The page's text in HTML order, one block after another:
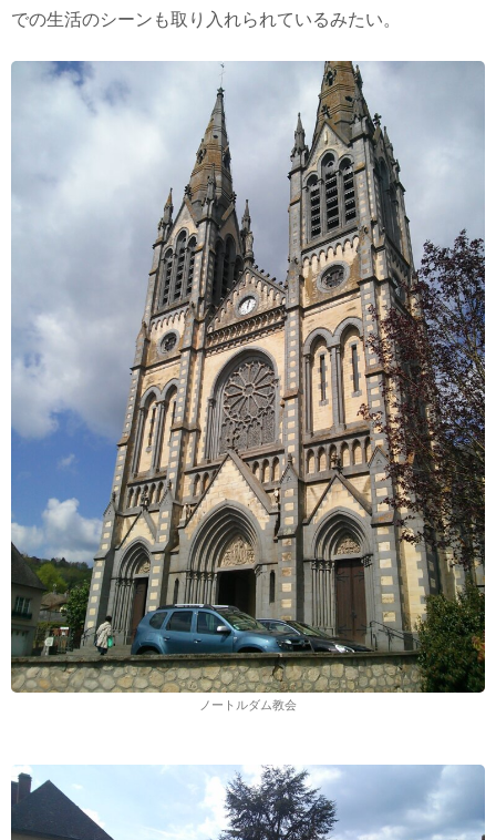
での生活のシーンも取り入れられているみたい。
ノートルダム教会